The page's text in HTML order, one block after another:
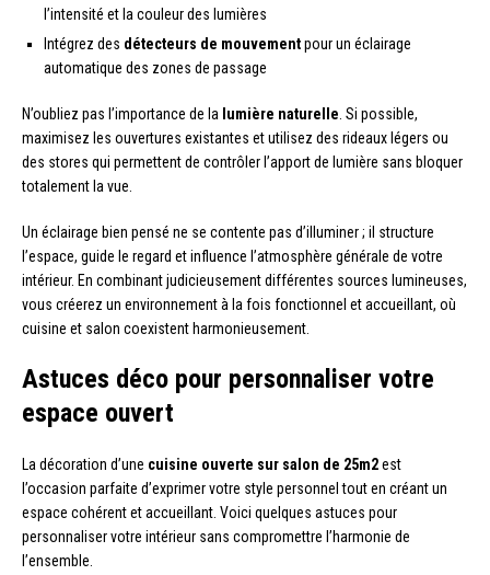
l’intensité et la couleur des lumières
Intégrez des détecteurs de mouvementpour un éclairage
automatique des zones de passage
N’oubliez pas l’importance de la lumière naturelle . Si possible,
maximisez les ouvertures existantes et utilisez des rideaux légers ou
des stores qui permettent de contrôler l’apport de lumière sans bloquer
totalement la vue.
Un éclairage bien pensé ne se contente pas d’illuminer ; il structure
l’espace, guide le regard et influence l’atmosphère générale de votre
intérieur. En combinant judicieusement différentes sources lumineuses,
vous créerez un environnement à la fois fonctionnel et accueillant, où
cuisine et salon coexistent harmonieusement.
Astuces déco pour personnaliser votre
espace ouvert
La décoration d’une cuisine ouverte sur salon de 25m2est
l’occasion parfaite d’exprimer votre style personnel tout en créant un
espace cohérent et accueillant. Voici quelques astuces pour
personnaliser votre intérieur sans compromettre l’harmonie de
l’ensemble.